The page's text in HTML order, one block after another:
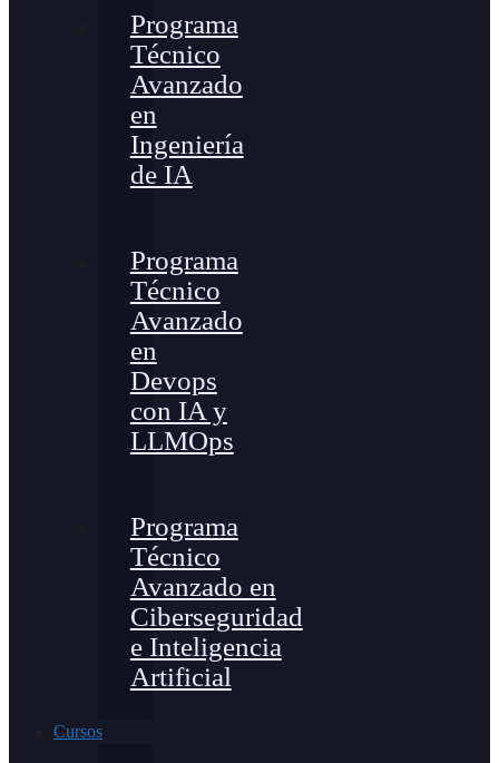
Programa
Técnico
Avanzado
en
Ingeniería
de IA
Programa
Técnico
Avanzado
en
Devops
con IA y
LLMOps
Programa
Técnico
Avanzado en
Ciberseguridad
e Inteligencia
Artificial
Cursos